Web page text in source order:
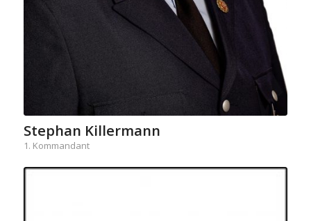
Stephan Killermann
1. Kommandant